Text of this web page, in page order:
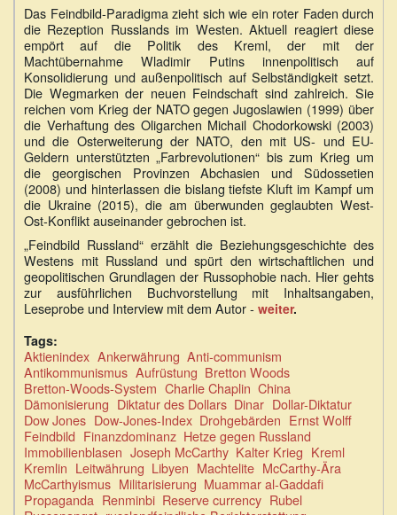
Das Feindbild-Paradigma zieht sich wie ein roter Faden durch
die Rezeption Russlands im Westen. Aktuell reagiert diese
empört auf die Politik des Kreml, der mit der
Machtübernahme Wladimir Putins innenpolitisch auf
Konsolidierung und außenpolitisch auf Selbständigkeit setzt.
Die Wegmarken der neuen Feindschaft sind zahlreich. Sie
reichen vom Krieg der NATO gegen Jugoslawien (1999) über
die Verhaftung des Oligarchen Michail Chodorkowski (2003)
und die Osterweiterung der NATO, den mit US- und EU-
Geldern unterstützten „Farbrevolutionen“ bis zum Krieg um
die georgischen Provinzen Abchasien und Südossetien
(2008) und hinterlassen die bislang tiefste Kluft im Kampf um
die Ukraine (2015), die am überwunden geglaubten West-
Ost-Konflikt auseinander gebrochen ist.
„Feindbild Russland“ erzählt die Beziehungsgeschichte des
Westens mit Russland und spürt den wirtschaftlichen und
geopolitischen Grundlagen der Russophobie nach. Hier gehts
zur ausführlichen Buchvorstellung mit Inhaltsangaben,
Leseprobe und Interview mit dem Autor - weiter.
Tags:
Aktienindex Ankerwährung Anti-communism
Antikommunismus Aufrüstung Bretton Woods
Bretton-Woods-System Charlie Chaplin China
Dämonisierung Diktatur des Dollars Dinar Dollar-Diktatur
Dow Jones Dow-Jones-Index Drohgebärden Ernst Wolff
Feindbild Finanzdominanz Hetze gegen Russland
Immobilienblasen Joseph McCarthy Kalter Krieg Kreml
Kremlin Leitwährung Libyen Machtelite McCarthy-Ära
McCarthyismus Militarisierung Muammar al-Gaddafi
Propaganda Renminbi Reserve currency Rubel